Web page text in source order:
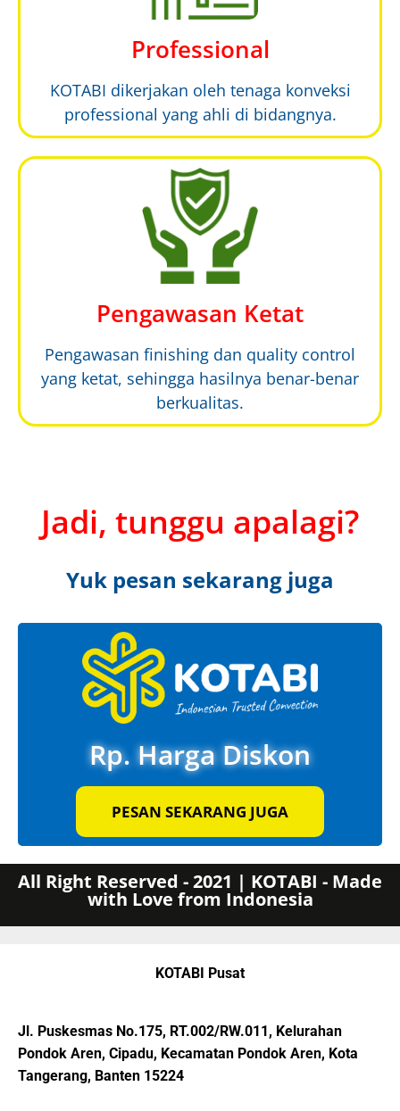
Professional
KOTABI dikerjakan oleh tenaga konveksi
professional yang ahli di bidangnya.
Pengawasan Ketat
Pengawasan finishing dan quality control
yang ketat, sehingga hasilnya benar-benar
berkualitas.
Jadi, tunggu apalagi?
Yuk pesan sekarang juga
Rp. Harga Diskon
PESAN SEKARANG JUGA
All Right Reserved - 2021 | KOTABI - Made
with Love from Indonesia
KOTABI Pusat
Jl. Puskesmas No.175, RT.002/RW.011, Kelurahan
Pondok Aren, Cipadu, Kecamatan Pondok Aren, Kota
Tangerang, Banten 15224